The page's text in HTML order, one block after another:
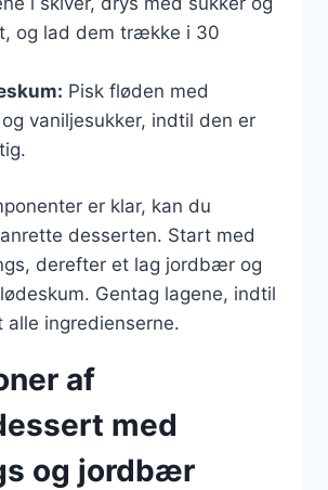
og lad dem trække i 30
Pisk fløden med
vaniljesukker, indtil den er
er klar, kan du
desserten. Start med
derefter et lag jordbær og
Gentag lagene, indtil
alle ingredienserne.
af
med
og jordbær